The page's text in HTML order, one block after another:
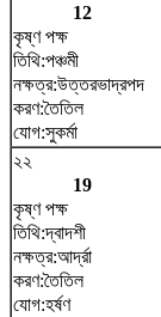
12
কৃষ্ণ পক্ষ
তিথি:পঞ্চমী
নক্ষত্র:উত্তরভাদ্রপদ
করণ:তৈতিল
যোগ:সুকর্মা
২২
19
কৃষ্ণ পক্ষ
তিথি:দ্বাদশী
নক্ষত্র:আর্দ্রা
করণ:তৈতিল
যোগ:হর্ষণ